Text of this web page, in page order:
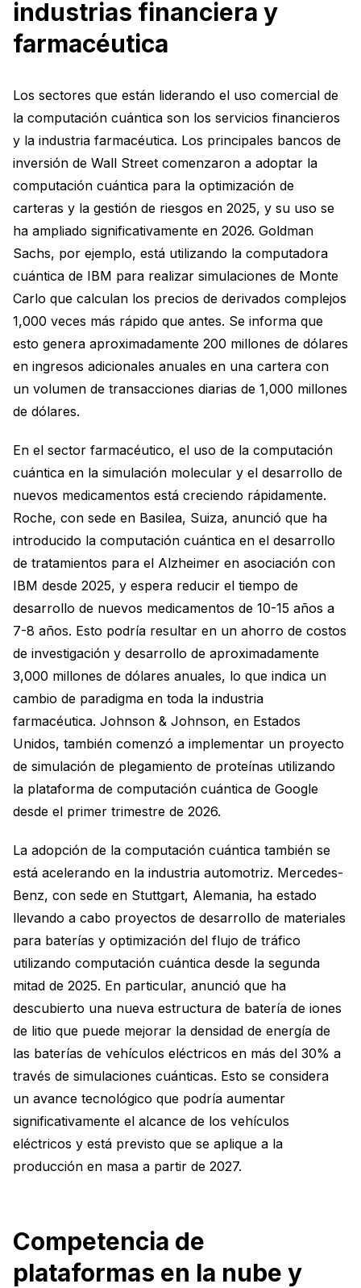
industrias financiera y
farmacéutica
Los sectores que están liderando el uso comercial de
la computación cuántica son los servicios financieros
y la industria farmacéutica. Los principales bancos de
inversión de Wall Street comenzaron a adoptar la
computación cuántica para la optimización de
carteras y la gestión de riesgos en 2025, y su uso se
ha ampliado significativamente en 2026. Goldman
Sachs, por ejemplo, está utilizando la computadora
cuántica de IBM para realizar simulaciones de Monte
Carlo que calculan los precios de derivados complejos
1,000 veces más rápido que antes. Se informa que
esto genera aproximadamente 200 millones de dólares
en ingresos adicionales anuales en una cartera con
un volumen de transacciones diarias de 1,000 millones
de dólares.
En el sector farmacéutico, el uso de la computación
cuántica en la simulación molecular y el desarrollo de
nuevos medicamentos está creciendo rápidamente.
Roche, con sede en Basilea, Suiza, anunció que ha
introducido la computación cuántica en el desarrollo
de tratamientos para el Alzheimer en asociación con
IBM desde 2025, y espera reducir el tiempo de
desarrollo de nuevos medicamentos de 10-15 años a
7-8 años. Esto podría resultar en un ahorro de costos
de investigación y desarrollo de aproximadamente
3,000 millones de dólares anuales, lo que indica un
cambio de paradigma en toda la industria
farmacéutica. Johnson & Johnson, en Estados
Unidos, también comenzó a implementar un proyecto
de simulación de plegamiento de proteínas utilizando
la plataforma de computación cuántica de Google
desde el primer trimestre de 2026.
La adopción de la computación cuántica también se
está acelerando en la industria automotriz. Mercedes-
Benz, con sede en Stuttgart, Alemania, ha estado
llevando a cabo proyectos de desarrollo de materiales
para baterías y optimización del flujo de tráfico
utilizando computación cuántica desde la segunda
mitad de 2025. En particular, anunció que ha
descubierto una nueva estructura de batería de iones
de litio que puede mejorar la densidad de energía de
las baterías de vehículos eléctricos en más del 30% a
través de simulaciones cuánticas. Esto se considera
un avance tecnológico que podría aumentar
significativamente el alcance de los vehículos
eléctricos y está previsto que se aplique a la
producción en masa a partir de 2027.
Competencia de
plataformas en la nube y